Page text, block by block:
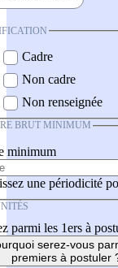
Cadre
Non cadre
Non renseignée
BRUT MINIMUM
minimum
une périodicité
parmi les 1ers à
serez-vous
premiers à postuler